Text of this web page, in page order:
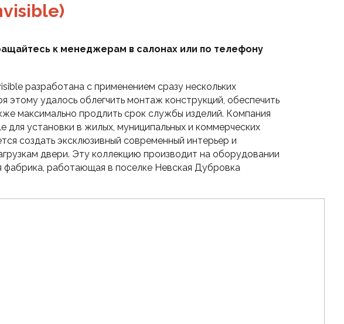
к менеджерам в салонах или по телефону
разработана с применением сразу нескольких
этому удалось облегчить монтаж конструкций, обеспечить
максимально продлить срок службы изделий. Компания
для установки в жилых, муниципальных и коммерческих
создать эксклюзивный современный интерьер и
двери. Эту коллекцию производит на оборудовании
фабрика, работающая в поселке Невская Дубровка